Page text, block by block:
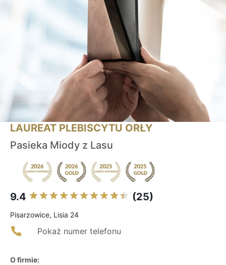
LAUREAT PLEBISCYTU ORŁY
Pasieka Miody z Lasu
9.4 (25)
Pisarzowice, Lisia 24
Pokaż numer telefonu
O firmie: